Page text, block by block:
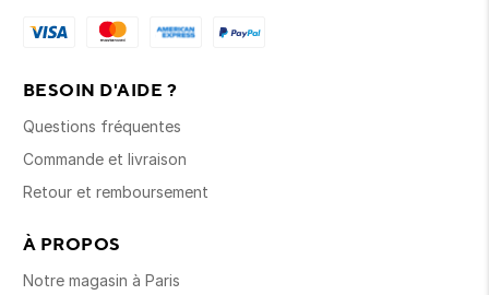
BESOIN D'AIDE ?
Questions fréquentes
Commande et livraison
Retour et remboursement
À PROPOS
Notre magasin à Paris